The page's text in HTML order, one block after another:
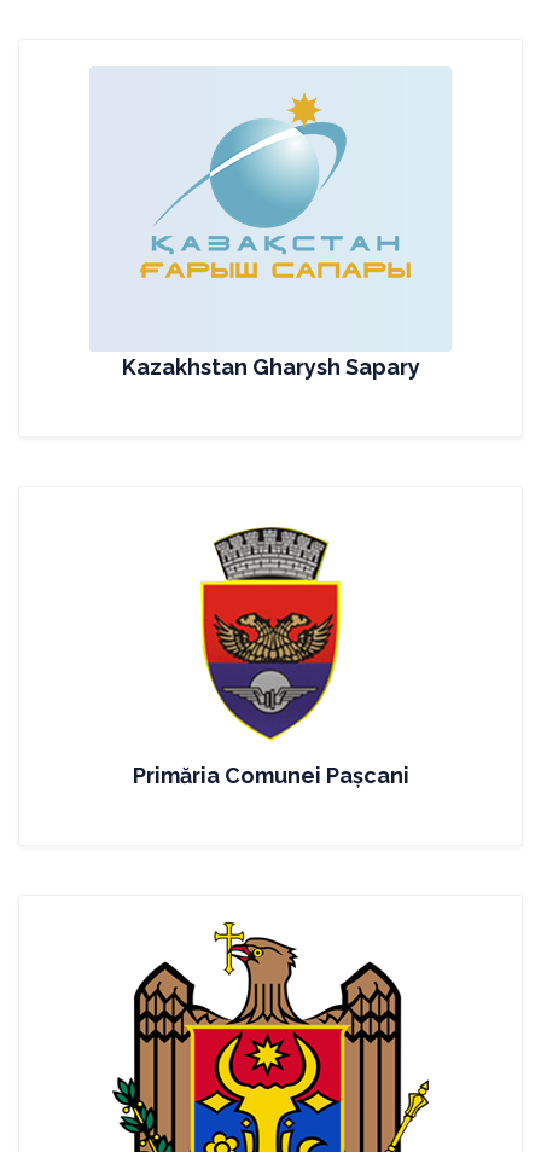
Kazakhstan Gharysh Sapary
Primăria Comunei Paşcani